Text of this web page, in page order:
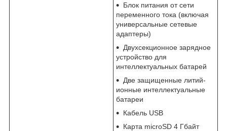
Блок питания от сети
переменного тока (включая
универсальные сетевые
адаптеры)
Двухсекционное зарядное
устройство для
интеллектуальных батарей
Две защищенные литий-
ионные интеллектуальные
батареи
Кабель USB
Карта microSD 4 Гбайт